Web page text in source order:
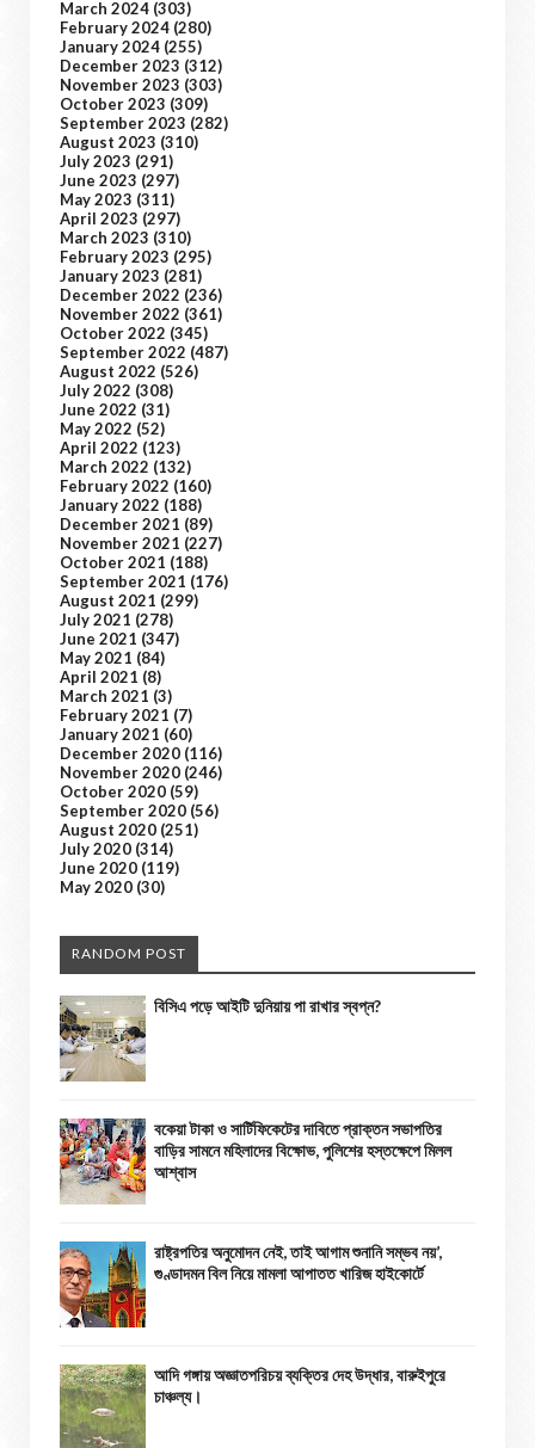
March 2024 (303)
February 2024 (280)
January 2024 (255)
December 2023 (312)
November 2023 (303)
October 2023 (309)
September 2023 (282)
August 2023 (310)
July 2023 (291)
June 2023 (297)
May 2023 (311)
April 2023 (297)
March 2023 (310)
February 2023 (295)
January 2023 (281)
December 2022 (236)
November 2022 (361)
October 2022 (345)
September 2022 (487)
August 2022 (526)
July 2022 (308)
June 2022 (31)
May 2022 (52)
April 2022 (123)
March 2022 (132)
February 2022 (160)
January 2022 (188)
December 2021 (89)
November 2021 (227)
October 2021 (188)
September 2021 (176)
August 2021 (299)
July 2021 (278)
June 2021 (347)
May 2021 (84)
April 2021 (8)
March 2021 (3)
February 2021 (7)
January 2021 (60)
December 2020 (116)
November 2020 (246)
October 2020 (59)
September 2020 (56)
August 2020 (251)
July 2020 (314)
June 2020 (119)
May 2020 (30)
RANDOM POST
বিসিএ পড়ে আইটি দুনিয়ায় পা রাখার স্বপ্ন?
বকেয়া টাকা ও সার্টিফিকেটের দাবিতে প্রাক্তন সভাপতির
বাড়ির সামনে মহিলাদের বিক্ষোভ, পুলিশের হস্তক্ষেপে মিলল
আশ্বাস
রাষ্ট্রপতির অনুমোদন নেই, তাই আগাম শুনানি সম্ভব নয়’,
গুণ্ডাদমন বিল নিয়ে মামলা আপাতত খারিজ হাইকোর্টে
আদি গঙ্গায় অজ্ঞাতপরিচয় ব্যক্তির দেহ উদ্ধার, বারুইপুরে
চাঞ্চল্য।